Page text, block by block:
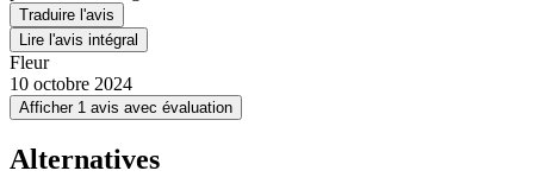
Traduire l'avis
Lire l'avis intégral
Fleur
10 octobre 2024
Afficher 1 avis avec évaluation
Alternatives